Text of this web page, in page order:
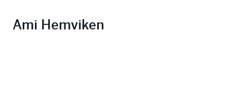
Ami Hemviken